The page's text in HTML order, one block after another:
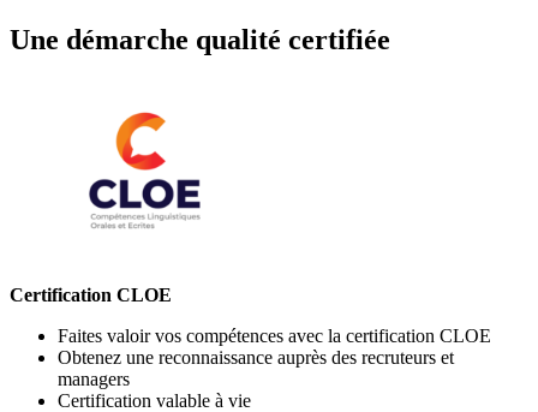
Une démarche qualité certifiée
Certification CLOE
Faites valoir vos compétences avec la certification CLOE
Obtenez une reconnaissance auprès des recruteurs et
managers
Certification valable à vie